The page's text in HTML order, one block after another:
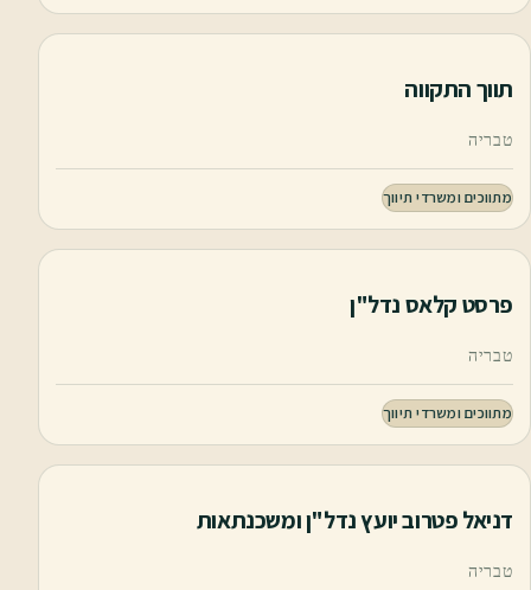
תווך התקווה
טבריה
מתווכים ומשרדי תיווך
פרסט קלאס נדל"ן
טבריה
מתווכים ומשרדי תיווך
דניאל פטרוב יועץ נדל"ן ומשכנתאות
טבריה